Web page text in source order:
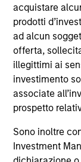
acquistare
prodotti
ad alcun
offerta,
illegittimi ai
investimento
associate
prospetto
Sono inoltre
Investment
investing
with
seeks to
and
below
Atlanta
Growth